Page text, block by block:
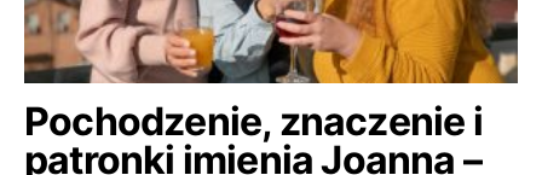
Pochodzenie, znaczenie i
patronki imienia Joanna –